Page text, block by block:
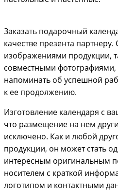
Заказать подарочный
качестве презента
изображениями продукции,
совместными фотографиями,
напоминать об успешной
к ее продолжению.
Изготовление календаря с
что размещение на нем
исключено. Как и любой
продукции, он может стать
интересным оригинальным
носителем с краткой
логотипом и контактными